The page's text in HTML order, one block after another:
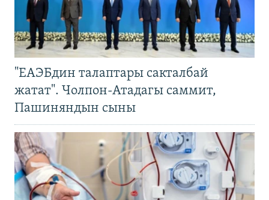
"ЕАЭБдин талаптары сакталбай
жатат". Чолпон-Атадагы саммит,
Пашиняндын сыны